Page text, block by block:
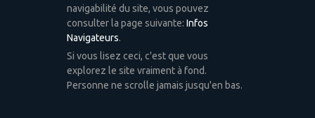
navigabilité du site, vous pouvez
consulter la page suivante: Infos
Navigateurs.
Si vous lisez ceci, c'est que vous
explorez le site vraiment à fond.
Personne ne scrolle jamais jusqu'en bas.